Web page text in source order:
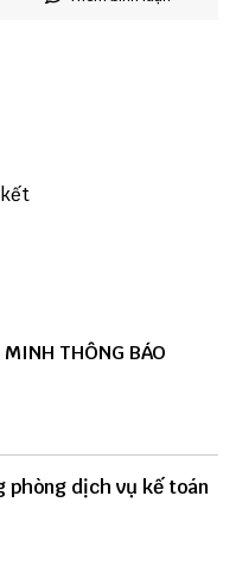
kết
THÔNG BÁO
phòng dịch vụ kế toán